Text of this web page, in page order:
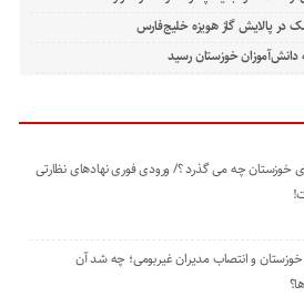
در پالایش گاز هویزه خلیج‌فارس
خوزستان چه می گذرد ؟/ ورودی فوری نهادهای نظارتی
خوزستان و انتصاب مدیران غیربومی؛ چه شد آن